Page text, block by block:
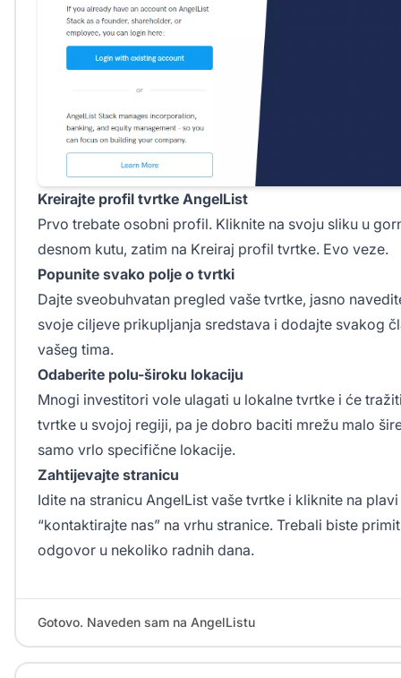
Kreirajte profil tvrtke AngelList
Prvo trebate osobni profil. Kliknite na svoju sliku u
desnom kutu, zatim na Kreiraj profil tvrtke. Evo veze.
Popunite svako polje o tvrtki
Dajte sveobuhvatan pregled vaše tvrtke, jasno
svoje ciljeve prikupljanja sredstava i dodajte svakog
vašeg tima.
Odaberite polu-široku lokaciju
Mnogi investitori vole ulagati u lokalne tvrtke i će
tvrtke u svojoj regiji, pa je dobro baciti mrežu malo
samo vrlo specifične lokacije.
Zahtijevajte stranicu
Idite na stranicu AngelList vaše tvrtke i kliknite na
“kontaktirajte nas” na vrhu stranice. Trebali biste
odgovor u nekoliko radnih dana.
Gotovo. Naveden sam na AngelListu